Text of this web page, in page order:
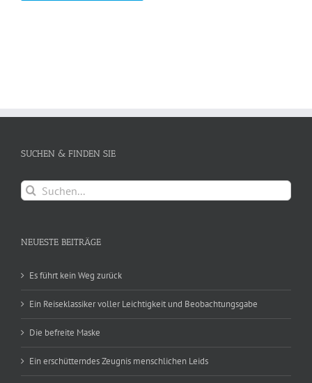
SUCHEN & FINDEN SIE
Suche
nach:
NEUESTE BEITRÄGE
Es führt kein Weg zurück
Ein Reiseklassiker voller Leichtigkeit und Beobachtungsgabe
Die befreite Maske
Ein erschütterndes Zeugnis menschlichen Leids